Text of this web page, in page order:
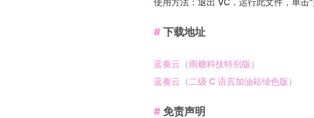
下载地址
蓝奏云（雨糖科技特别版）
蓝奏云（二级 C 语言加油站绿色版）
免责声明